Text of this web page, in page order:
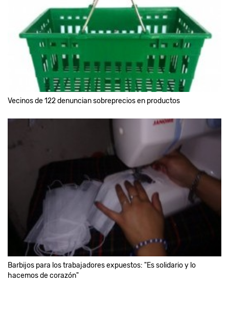
Vecinos de 122 denuncian sobreprecios en productos
Barbijos para los trabajadores expuestos: "Es solidario y lo
hacemos de corazón"